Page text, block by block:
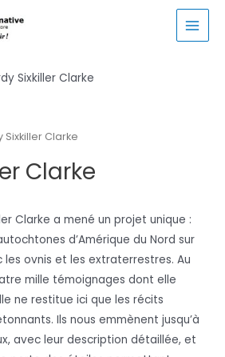
Sixkiller Clarke
Sixkiller Clarke
Clarke
Clarke a mené un projet unique :
d’Amérique du Nord sur
ovnis et les extraterrestres. Au
mille témoignages dont elle
ne restitue ici que les récits
Ils nous emmènent jusqu’à
avec leur description détaillée, et